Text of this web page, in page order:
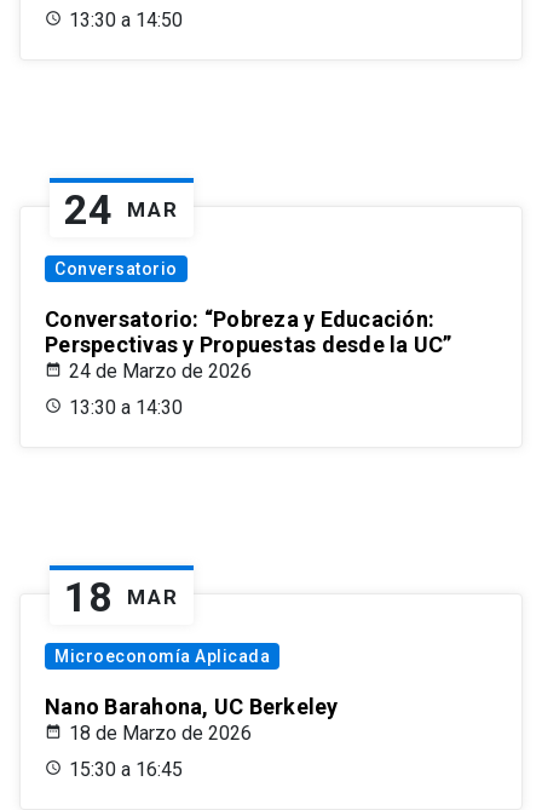
13:30 a 14:50
24 MAR
Conversatorio
Conversatorio: “Pobreza y Educación:
Perspectivas y Propuestas desde la UC”
24 de Marzo de 2026
13:30 a 14:30
18 MAR
Microeconomía Aplicada
Nano Barahona, UC Berkeley
18 de Marzo de 2026
15:30 a 16:45